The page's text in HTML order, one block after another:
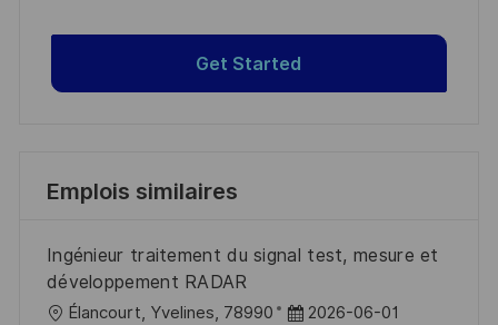
Get Started
Emplois similaires
Ingénieur traitement du signal test, mesure et
développement RADAR
Élancourt, Yvelines, 78990
D 2026-06-01